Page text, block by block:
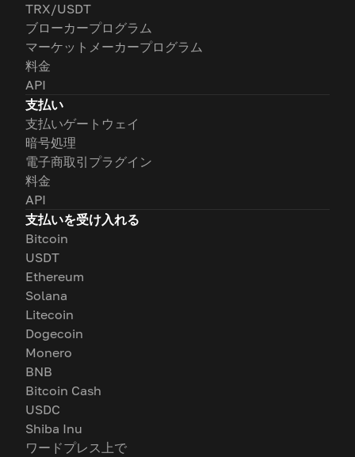
TRX/USDT
ブローカープログラム
マーケットメーカープログラム
料金
API
支払い
支払いゲートウェイ
暗号処理
電子商取引プラグイン
料金
API
支払いを受け入れる
Bitcoin
USDT
Ethereum
Solana
Litecoin
Dogecoin
Monero
BNB
Bitcoin Cash
USDC
Shiba Inu
ワードプレス上で